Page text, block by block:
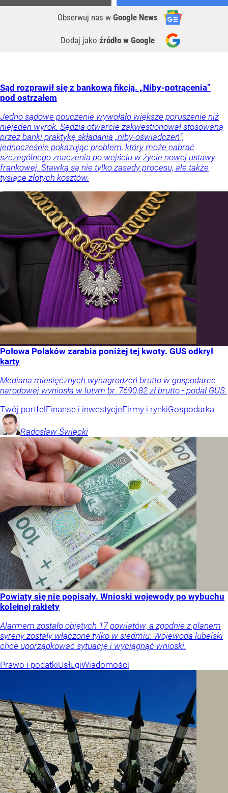
Obserwuj nas w Google News
Dodaj jako źródło w Google
Sąd rozprawił się z bankową fikcją. „Niby-potrącenia”
pod ostrzałem
Jedno sądowe pouczenie wywołało większe poruszenie niż
niejeden wyrok. Sędzia otwarcie zakwestionował stosowaną
przez banki praktykę składania „niby-oświadczeń”,
jednocześnie pokazując problem, który może nabrać
szczególnego znaczenia po wejściu w życie nowej ustawy
frankowej. Stawką są nie tylko zasady procesu, ale także
tysiące złotych kosztów.
Połowa Polaków zarabia poniżej tej kwoty. GUS odkrył
karty
Mediana miesięcznych wynagrodzeń brutto w gospodarce
narodowej wyniosła w lutym br. 7690,82 zł brutto - podał GUS.
Twój portfelFinanse i inwestycjeFirmy i rynkiGospodarka
Radosław Święcki
Powiaty się nie popisały. Wnioski wojewody po wybuchu
kolejnej rakiety
Alarmem zostało objętych 17 powiatów, a zgodnie z planem
syreny zostały włączone tylko w siedmiu. Wojewoda lubelski
chce uporządkować sytuację i wyciągnąć wnioski.
Prawo i podatkiUsługiWiadomości